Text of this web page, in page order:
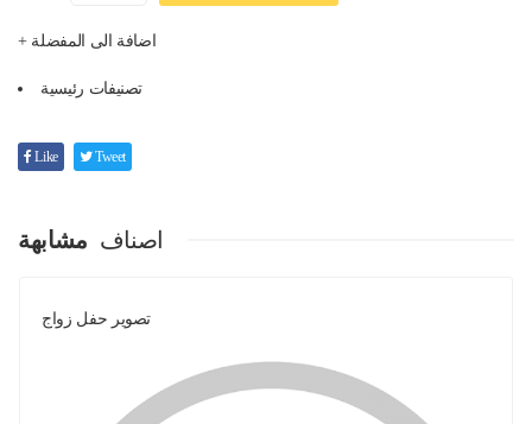
+ اضافة الى المفضلة
تصنيفات رئيسية
Like Tweet
اصناف مشابهة
تصوير حفل زواج